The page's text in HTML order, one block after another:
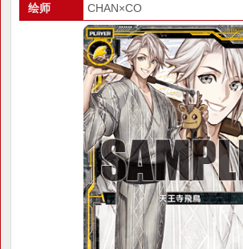
绘师
CHAN×CO